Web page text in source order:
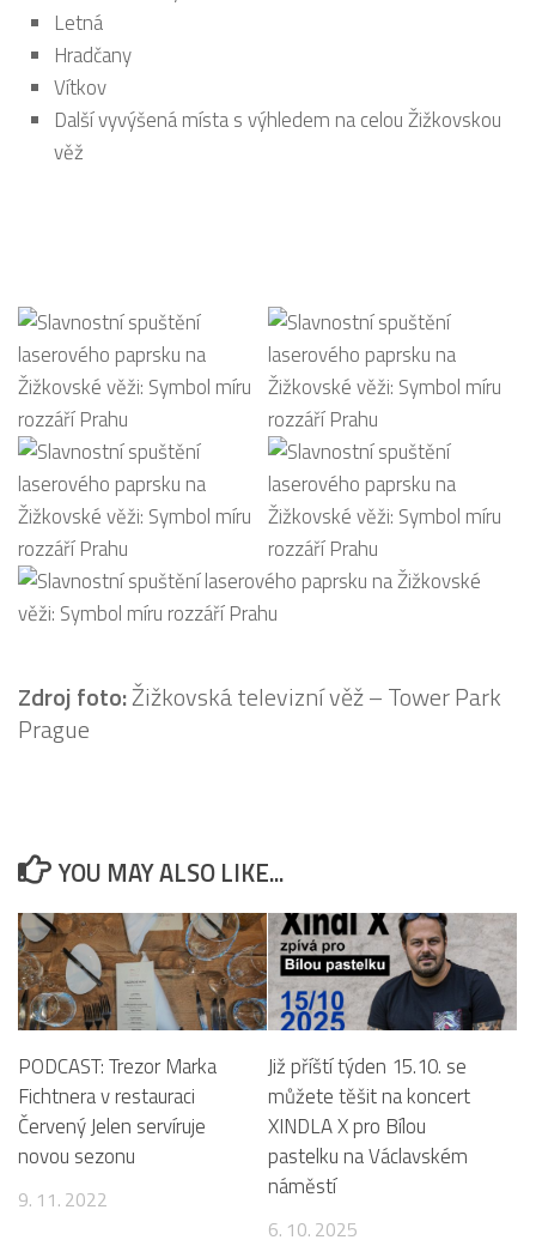
Letná
Hradčany
Vítkov
Další vyvýšená místa s výhledem na celou Žižkovskou
věž
Zdroj foto:Žižkovská televizní věž – Tower Park
Prague
YOU MAY ALSO LIKE...
PODCAST: Trezor Marka
Fichtnera v restauraci
Červený Jelen servíruje
novou sezonu
9. 11. 2022
Již příští týden 15.10. se
můžete těšit na koncert
XINDLA X pro Bílou
pastelku na Václavském
náměstí
6. 10. 2025